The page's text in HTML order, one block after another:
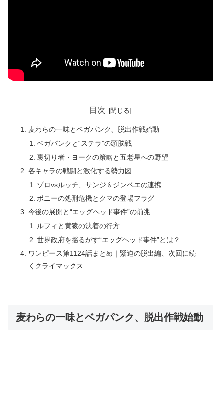
目次
麦わらの一味とベガパンク、脱出作戦始動
ベガパンクと“ステラ”の頭脳戦
裏切り者・ヨークの策略と五老星への野望
各キャラの戦闘と激化する勢力図
ゾロvsルッチ、サンジ＆ジンベエの連携
ボニーの処刑危機とクマの登場フラグ
今後の展開と“エッグヘッド事件”の前兆
ルフィと黄猿の決着の行方
世界政府を揺るがす“エッグヘッド事件”とは？
ワンピース第1124話まとめ｜緊迫の脱出編、次回に続
くクライマックス
麦わらの一味とベガパンク、脱出作戦始動